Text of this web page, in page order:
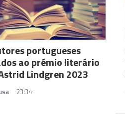
portugueses
ao prémio literário
Lindgren 2023
23:34